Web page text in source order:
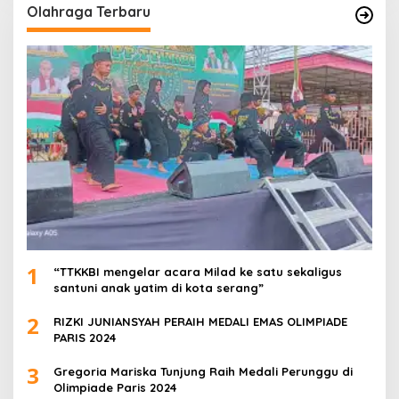
Olahraga Terbaru
1
“TTKKBI mengelar acara Milad ke satu sekaligus
santuni anak yatim di kota serang”
2
RIZKI JUNIANSYAH PERAIH MEDALI EMAS OLIMPIADE
PARIS 2024
3
Gregoria Mariska Tunjung Raih Medali Perunggu di
Olimpiade Paris 2024